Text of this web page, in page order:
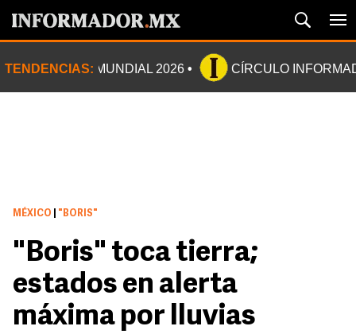
TENDENCIAS: MUNDIAL 2026 CÍRCULO
MÉXICO "BORIS"
"Boris" toca tierra;
estados en alerta
máxima por lluvias